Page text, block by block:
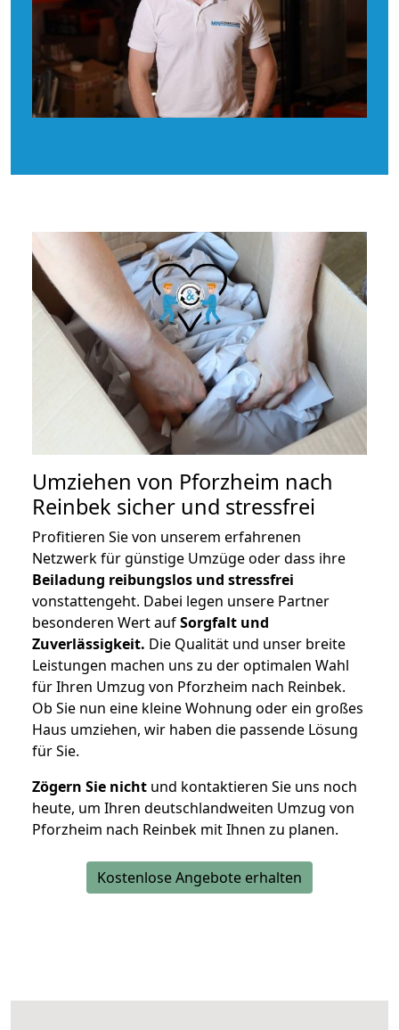
Umziehen von Pforzheim nach
Reinbek sicher und stressfrei
Profitieren Sie von unserem erfahrenen
Netzwerk für günstige Umzüge oder dass ihre
Beiladung reibungslos und stressfrei
vonstattengeht. Dabei legen unsere Partner
besonderen Wert aufSorgfalt und
Zuverlässigkeit. Die Qualität und unser breite
Leistungen machen uns zu der optimalen Wahl
für Ihren Umzug von Pforzheim nach Reinbek.
Ob Sie nun eine kleine Wohnung oder ein großes
Haus umziehen, wir haben die passende Lösung
für Sie.
Zögern Sie nicht und kontaktieren Sie uns noch
heute, um Ihren deutschlandweiten Umzug von
Pforzheim nach Reinbek mit Ihnen zu planen.
Kostenlose Angebote erhalten